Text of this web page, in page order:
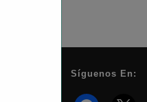
Síguenos En: